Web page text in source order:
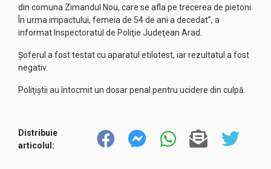
din comuna Zimandul Nou, care se afla pe trecerea de pietoni.
În urma impactului, femeia de 54 de ani a decedat”, a
informat Inspectoratul de Poliţie Judeţean Arad.
Şoferul a fost testat cu aparatul etilotest, iar rezultatul a fost
negativ.
Poliţiştii au întocmit un dosar penal pentru ucidere din culpă.
Distribuie
articolul: